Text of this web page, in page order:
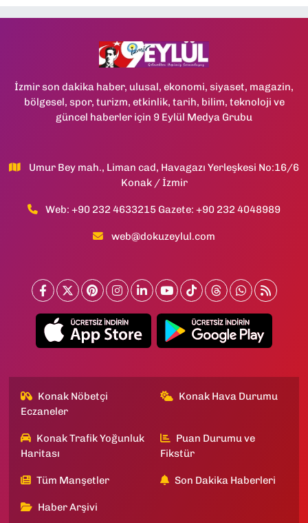
İzmir son dakika haber, ulusal, ekonomi, siyaset, magazin,
bölgesel, spor, turizm, etkinlik, tarih, bilim, teknoloji ve
güncel haberler için 9 Eylül Medya Grubu
Umur Bey mah., Liman cad, Havagazı Yerleşkesi No:16/6
Konak / İzmir
Web: +90 232 4633215 Gazete: +90 232 4048989
web@dokuzeylul.com
Konak Nöbetçi
Eczaneler
Konak Hava Durumu
Konak Trafik Yoğunluk
Haritası
Puan Durumu ve
Fikstür
Tüm Manşetler Son Dakika Haberleri
Haber Arşivi